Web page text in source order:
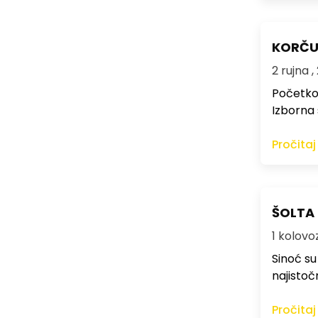
2 rujna ,
Izborna
1
Sinoć